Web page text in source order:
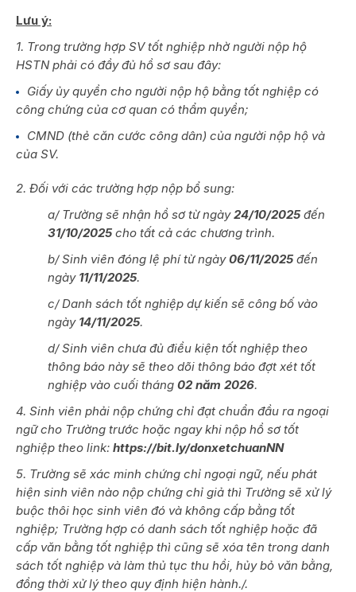
Lưu ý:
1. Trong trường hợp SV tốt nghiệp nhờ người nộp hộ
HSTN phải có đầy đủ hồ sơ sau đây:
Giấy ủy quyền cho người nộp hộ bằng tốt nghiệp có
công chứng của cơ quan có thẩm quyền;
CMND (thẻ căn cước công dân) của người nộp hộ và
của SV.
2. Đối với các trường hợp nộp bổ sung:
a/ Trường sẽ nhận hồ sơ từ ngày24/10/2025 đến
31/10/2025 cho tất cả các chương trình.
b/ Sinh viên đóng lệ phí từ ngày06/11/2025 đến
ngày 11/11/2025.
c/ Danh sách tốt nghiệp dự kiến sẽ công bố vào
ngày 14/11/2025.
d/ Sinh viên chưa đủ điều kiện tốt nghiệp theo
thông báo này sẽ theo dõi thông báo đợt xét tốt
nghiệp vào cuối tháng 02 năm 2026.
4. Sinh viên phải nộp chứng chỉ đạt chuẩn đầu ra ngoại
ngữ cho Trường trước hoặc ngay khi nộp hồ sơ tốt
nghiệp theo link: https://bit.ly/donxetchuanNN
5. Trường sẽ xác minh chứng chỉ ngoại ngữ, nếu phát
hiện sinh viên nào nộp chứng chỉ giả thì Trường sẽ xử lý
buộc thôi học sinh viên đó và không cấp bằng tốt
nghiệp; Trường hợp có danh sách tốt nghiệp hoặc đã
cấp văn bằng tốt nghiệp thì cũng sẽ xóa tên trong danh
sách tốt nghiệp và làm thủ tục thu hồi, hủy bỏ văn bằng,
đồng thời xử lý theo quy định hiện hành./.